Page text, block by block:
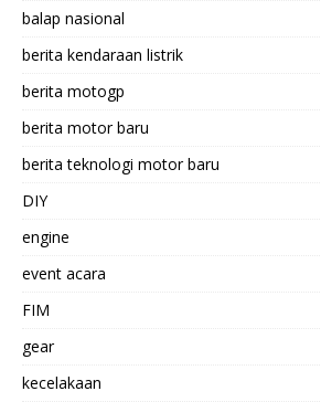
balap nasional
berita kendaraan listrik
berita motogp
berita motor baru
berita teknologi motor baru
DIY
engine
event acara
FIM
gear
kecelakaan